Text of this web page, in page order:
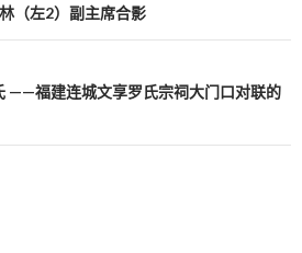
（左2）副主席合影
——福建连城文享罗氏宗祠大门口对联的